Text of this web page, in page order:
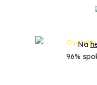
Na
96%